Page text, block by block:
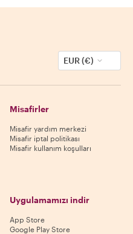
EUR (€)
Misafirler
Misafir yardım merkezi
Misafir iptal politikası
Misafir kullanım koşulları
Uygulamamızı indir
App Store
Google Play Store